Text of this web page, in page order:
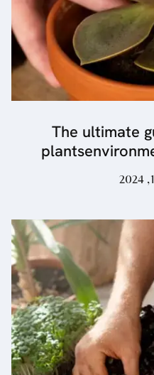
The ultimate